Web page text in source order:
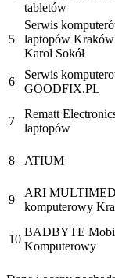
tabletów
5
Serwis
laptopów
Karol Sokół
6
Serwis
GOODFIX.PL
7
Rematt
laptopów
8
ATIUM
9
ARI
komputerowy
10
BADBYTE
Komputerowy